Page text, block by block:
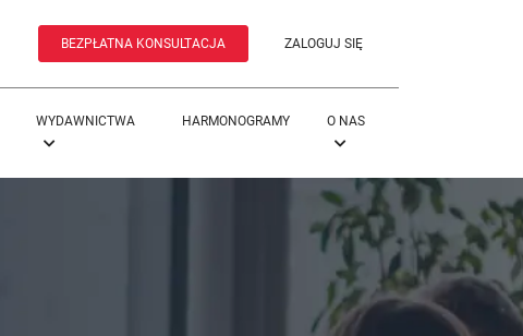
BEZPŁATNA KONSULTACJA ZALOGUJ SIĘ
WYDAWNICTWA HARMONOGRAMY O NAS